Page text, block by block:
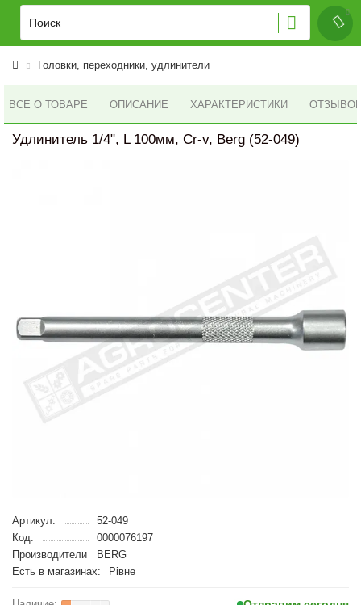
Головки, переходники, удлинители
ВСЕ О ТОВАРЕ ОПИСАНИЕ ХАРАКТЕРИСТИКИ ОТЗЫВОВ
Удлинитель 1/4", L 100мм, Cr-v, Berg (52-049)
Артикул:
52-049
Код:
0000076197
Производители
BERG
Есть в магазинах:
Рівне